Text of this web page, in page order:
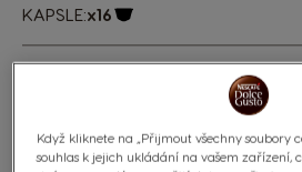
KAPSLE:x16
Dopřejte si pauzu jako z kavárny s
kakaovým nápojem KitKat® pro
vévodí oplatkové a karamelové
Když kliknete na „Přijmout všechny soubory
souhlas k jejich ukládání na vašem zařízení,